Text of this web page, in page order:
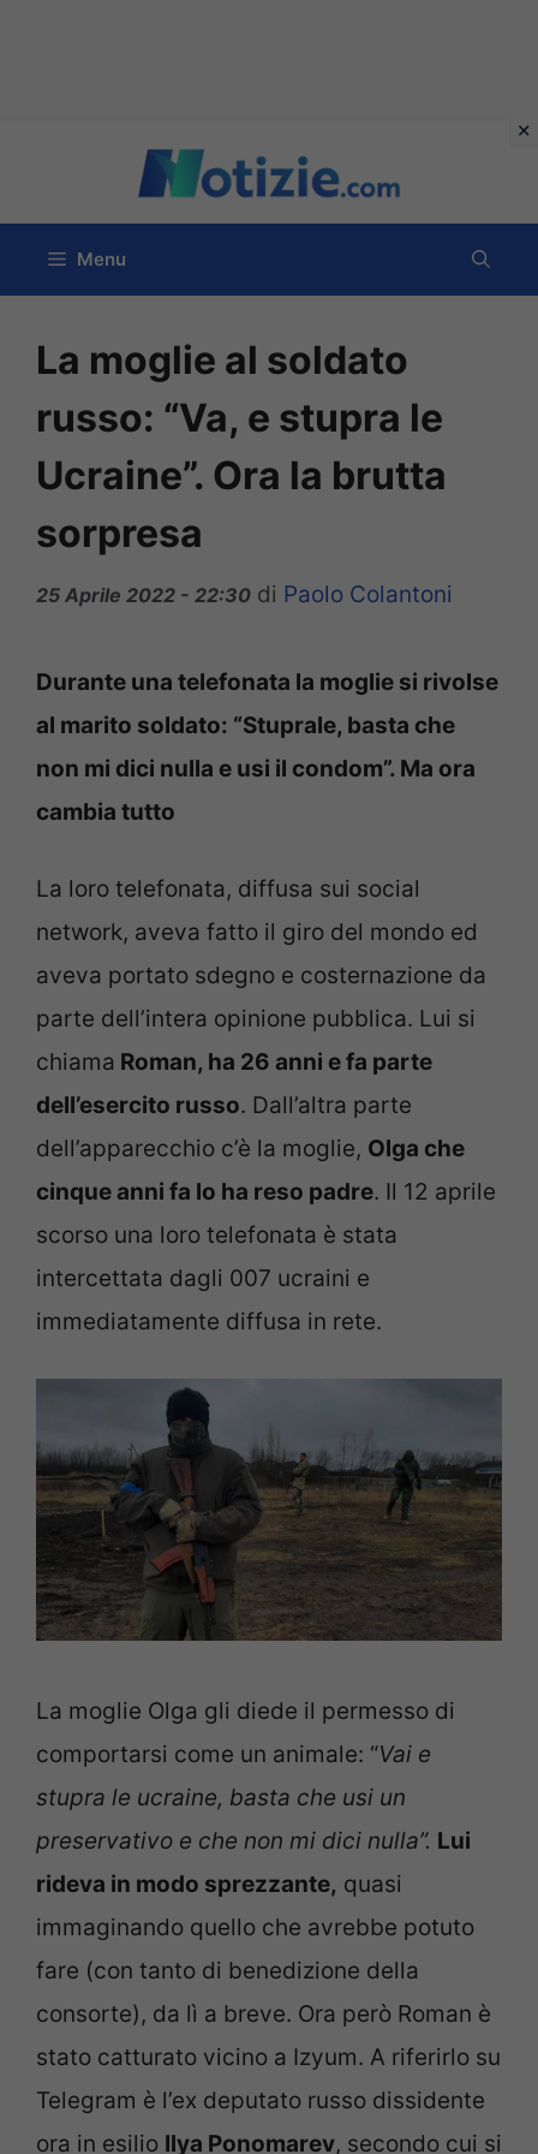
contenuto
Menu
La moglie al soldato
russo: “Va, e stupra le
Ucraine”. Ora la brutta
sorpresa
25 Aprile 2022 - 22:30 di Paolo Colantoni
Durante una telefonata la moglie si rivolse
al marito soldato: “Stuprale, basta che
non mi dici nulla e usi il condom”. Ma ora
cambia tutto
La loro telefonata, diffusa sui social
network, aveva fatto il giro del mondo ed
aveva portato sdegno e costernazione da
parte dell’intera opinione pubblica. Lui si
chiama Roman, ha 26 anni e fa parte
dell’esercito russo. Dall’altra parte
dell’apparecchio c’è la moglie, Olga che
cinque anni fa lo ha reso padre. Il 12 aprile
scorso una loro telefonata è stata
intercettata dagli 007 ucraini e
immediatamente diffusa in rete.
La moglie Olga gli diede il permesso di
comportarsi come un animale: “Vai e
stupra le ucraine, basta che usi un
preservativo e che non mi dici nulla”. Lui
rideva in modo sprezzante, quasi
immaginando quello che avrebbe potuto
fare (con tanto di benedizione della
consorte), da lì a breve. Ora però Roman è
stato catturato vicino a Izyum. A riferirlo su
Telegram è l’ex deputato russo dissidente
ora in esilio Ilya Ponomarev, secondo cui si